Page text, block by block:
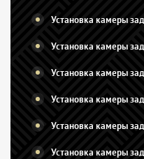
Установка камеры
Установка камеры
Установка камеры
Установка камеры
Установка камеры
Установка камеры